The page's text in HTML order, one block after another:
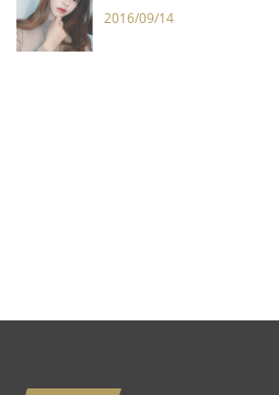
2016/09/14